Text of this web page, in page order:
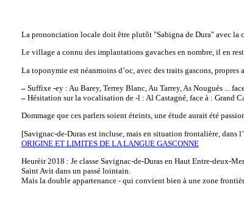
La prononciation locale doit être plutôt "Sabigna de Dura" avec la
Le village a connu des implantations gavaches en nombre, il en
La toponymie est néanmoins d’oc, avec des traits gascons, propres
–Suffixe -ey : Au Barey, Terrey Blanc, Au Tarrey, As Nougués ...
–Hésitation sur la vocalisation de -l : Al Castagné, face à : Grand
Dommage que ces parlers soient éteints, une étude aurait été
[Savignac-de-Duras est incluse, mais en situation frontalière, dans
ORIGINE ET LIMITES DE LA LANGUE GASCONNE
Heurèir 2018 : Je classe Savignac-de-Duras en Haut Entre-deux-
Saint Avit dans un passé lointain.
Mais la double appartenance - qui convient bien à une zone